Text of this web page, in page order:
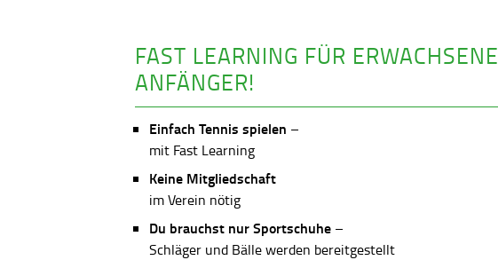
FAST LEARNING FÜR ERWACHSENE
ANFÄNGER!
Einfach Tennis spielen –
mit Fast Learning
Keine Mitgliedschaft
im Verein nötig
Du brauchst nur Sportschuhe –
Schläger und Bälle werden bereitgestellt